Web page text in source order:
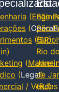
(
(
(
)
(
(Legal)
/
São
São
(SP)
Rio de
de
(RJ)